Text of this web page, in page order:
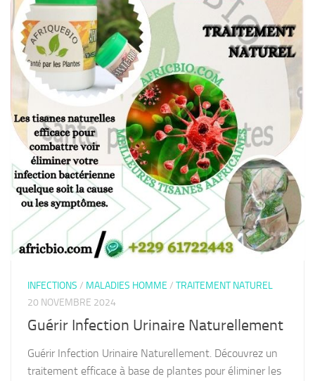
INFECTIONS / MALADIES HOMME / TRAITEMENT NATUREL
20 NOVEMBRE 2024
Guérir Infection Urinaire Naturellement
Guérir Infection Urinaire Naturellement. Découvrez un
traitement efficace à base de plantes pour éliminer les